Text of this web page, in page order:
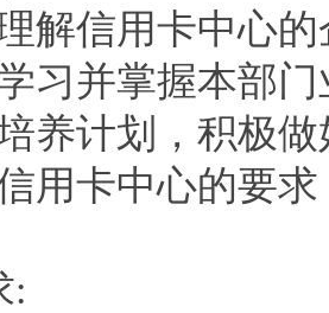
解信用卡中心
习并掌握本部
养计划，积极
用卡中心的要
: